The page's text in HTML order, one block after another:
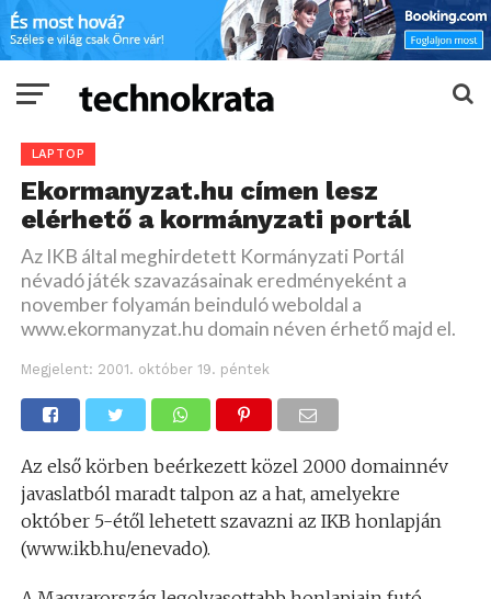
LAPTOP
Ekormanyzat.hu címen lesz
elérhető a kormányzati portál
Az IKB által meghirdetett Kormányzati Portál
névadó játék szavazásainak eredményeként a
november folyamán beinduló weboldal a
www.ekormanyzat.hu domain néven érhető majd el.
Megjelent: 2001. október 19. péntek
Az első körben beérkezett közel 2000 domainnév
javaslatból maradt talpon az a hat, amelyekre
október 5-étől lehetett szavazni az IKB honlapján
(www.ikb.hu/enevado).